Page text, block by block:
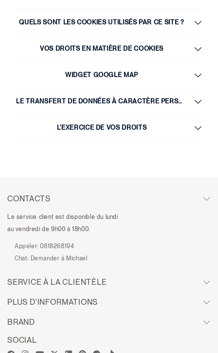
QUELS SONT LES COOKIES UTILISÉS PAR CE SITE ?
VOS DROITS EN MATIÈRE DE COOKIES
WIDGET GOOGLE MAP
LE TRANSFERT DE DONNÉES À CARACTÈRE PERSONNEL
L'EXERCICE DE VOS DROITS
CONTACTS
Le service client est disponible du lundi
au vendredi de 9h00 à 18h00.
Appeler: 0818268194
Chat: Demander à Michael
SERVICE À LA CLIENTÈLE
PLUS D'INFORMATIONS
BRAND
SOCIAL